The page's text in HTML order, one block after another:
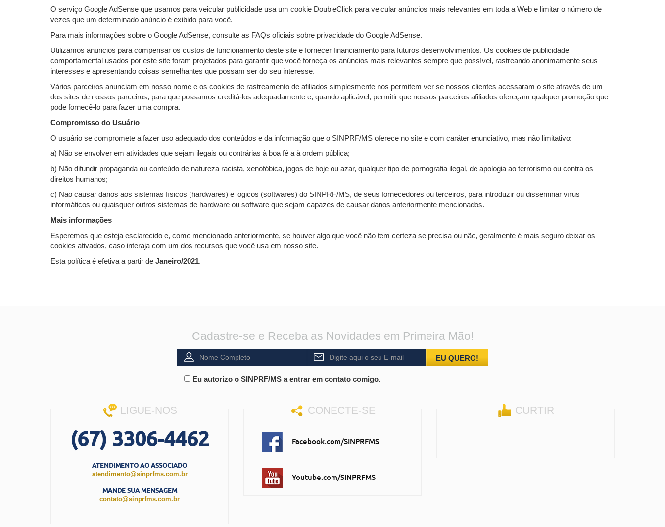
O serviço Google AdSense que usamos para veicular publicidade usa um cookie DoubleClick para veicular anúncios mais relevantes em toda a Web e limitar o número de
vezes que um determinado anúncio é exibido para você.
Para mais informações sobre o Google AdSense, consulte as FAQs oficiais sobre privacidade do Google AdSense.
Utilizamos anúncios para compensar os custos de funcionamento deste site e fornecer financiamento para futuros desenvolvimentos. Os cookies de publicidade
comportamental usados ​​por este site foram projetados para garantir que você forneça os anúncios mais relevantes sempre que possível, rastreando anonimamente seus
interesses e apresentando coisas semelhantes que possam ser do seu interesse.
Vários parceiros anunciam em nosso nome e os cookies de rastreamento de afiliados simplesmente nos permitem ver se nossos clientes acessaram o site através de um
dos sites de nossos parceiros, para que possamos creditá-los adequadamente e, quando aplicável, permitir que nossos parceiros afiliados ofereçam qualquer promoção que
pode fornecê-lo para fazer uma compra.
Compromisso do Usuário
O usuário se compromete a fazer uso adequado dos conteúdos e da informação que o SINPRF/MS oferece no site e com caráter enunciativo, mas não limitativo:
a) Não se envolver em atividades que sejam ilegais ou contrárias à boa fé a à ordem pública;
b) Não difundir propaganda ou conteúdo de natureza racista, xenofóbica, jogos de hoje ou azar, qualquer tipo de pornografia ilegal, de apologia ao terrorismo ou contra os
direitos humanos;
c) Não causar danos aos sistemas físicos (hardwares) e lógicos (softwares) do SINPRF/MS, de seus fornecedores ou terceiros, para introduzir ou disseminar vírus
informáticos ou quaisquer outros sistemas de hardware ou software que sejam capazes de causar danos anteriormente mencionados.
Mais informações
Esperemos que esteja esclarecido e, como mencionado anteriormente, se houver algo que você não tem certeza se precisa ou não, geralmente é mais seguro deixar os
cookies ativados, caso interaja com um dos recursos que você usa em nosso site.
Esta política é efetiva a partir de Janeiro/2021.
Cadastre-se e Receba as Novidades em Primeira Mão!
EU QUERO!
Eu autorizo o SINPRF/MS a entrar em contato comigo.
LIGUE-NOS
(67) 3306-4462
ATENDIMENTO AO ASSOCIADO
atendimento@sinprfms.com.br
MANDE SUA MENSAGEM
contato@sinprfms.com.br
CONECTE-SE
Facebook.com/SINPRFMS
Youtube.com/SINPRFMS
CURTIR